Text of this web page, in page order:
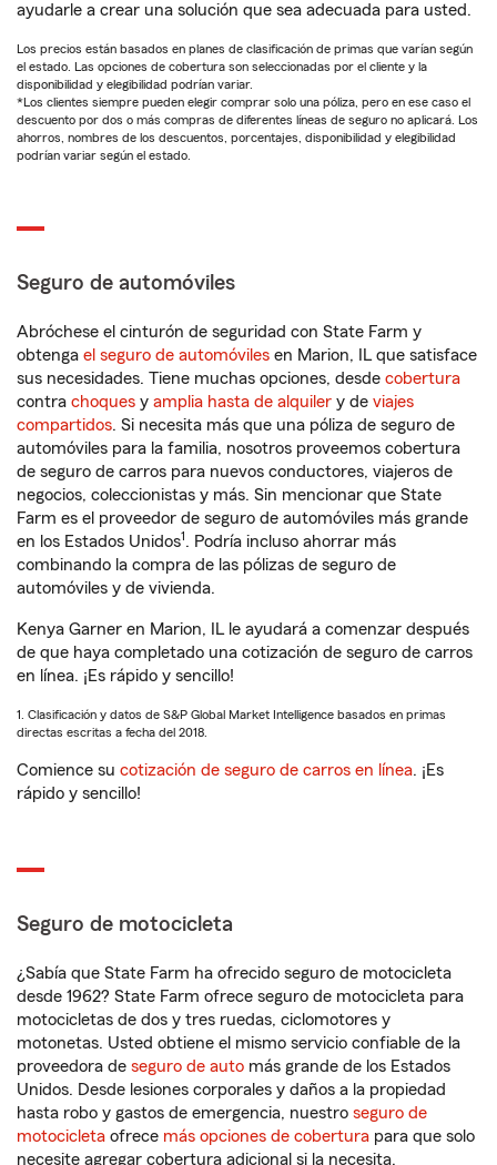
ayudarle a crear una solución que sea adecuada para usted.
Los precios están basados en planes de clasificación de primas que varían según
el estado. Las opciones de cobertura son seleccionadas por el cliente y la
disponibilidad y elegibilidad podrían variar.
*Los clientes siempre pueden elegir comprar solo una póliza, pero en ese caso el
descuento por dos o más compras de diferentes líneas de seguro no aplicará. Los
ahorros, nombres de los descuentos, porcentajes, disponibilidad y elegibilidad
podrían variar según el estado.
Seguro de automóviles
Abróchese el cinturón de seguridad con State Farm y
obtenga el seguro de automóviles en Marion, IL que satisface
sus necesidades. Tiene muchas opciones, desde cobertura
contra choques y amplia hasta de alquiler y de viajes
compartidos. Si necesita más que una póliza de seguro de
automóviles para la familia, nosotros proveemos cobertura
de seguro de carros para nuevos conductores, viajeros de
negocios, coleccionistas y más. Sin mencionar que State
Farm es el proveedor de seguro de automóviles más grande
en los Estados Unidos1. Podría incluso ahorrar más
combinando la compra de las pólizas de seguro de
automóviles y de vivienda.
Kenya Garner en Marion, IL le ayudará a comenzar después
de que haya completado una cotización de seguro de carros
en línea. ¡Es rápido y sencillo!
1. Clasificación y datos de S&P Global Market Intelligence basados en primas
directas escritas a fecha del 2018.
Comience su cotización de seguro de carros en línea. ¡Es
rápido y sencillo!
Seguro de motocicleta
¿Sabía que State Farm ha ofrecido seguro de motocicleta
desde 1962? State Farm ofrece seguro de motocicleta para
motocicletas de dos y tres ruedas, ciclomotores y
motonetas. Usted obtiene el mismo servicio confiable de la
proveedora de seguro de auto más grande de los Estados
Unidos. Desde lesiones corporales y daños a la propiedad
hasta robo y gastos de emergencia, nuestro seguro de
motocicleta ofrece más opciones de cobertura para que solo
necesite agregar cobertura adicional si la necesita.